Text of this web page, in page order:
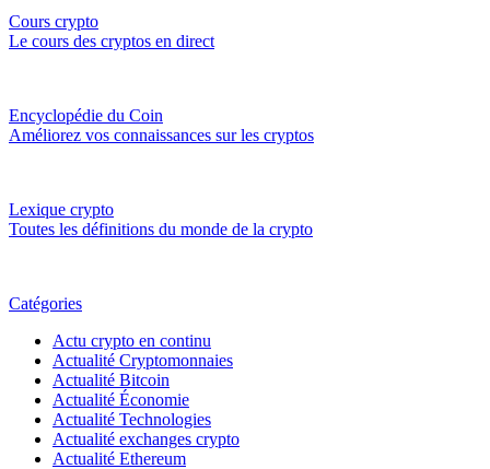
Cours crypto
Le cours des cryptos en direct
Encyclopédie du Coin
Améliorez vos connaissances sur les cryptos
Lexique crypto
Toutes les définitions du monde de la crypto
Catégories
Actu crypto en continu
Actualité Cryptomonnaies
Actualité Bitcoin
Actualité Économie
Actualité Technologies
Actualité exchanges crypto
Actualité Ethereum